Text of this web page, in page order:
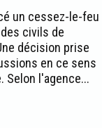
un cessez-le-feu
civils de
décision prise
en ce sens
Selon l'agence...